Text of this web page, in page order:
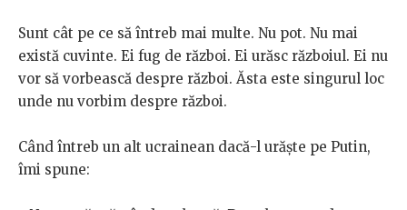
Sunt cât pe ce să întreb mai multe. Nu pot. Nu mai
există cuvinte. Ei fug de război. Ei urăsc războiul. Ei nu
vor să vorbească despre război. Ăsta este singurul loc
unde nu vorbim despre război.
Când întreb un alt ucrainean dacă-l urăște pe Putin,
îmi spune: